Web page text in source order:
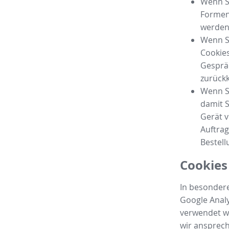
Wenn
Wenn
damit
Gerät
In
Google
verwendet
wir